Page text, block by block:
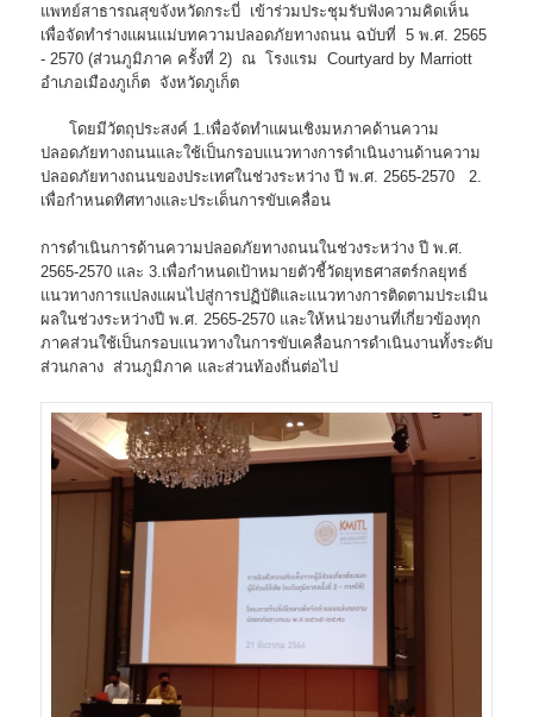
แพทย์สาธารณสุขจังหวัดกระบี่ เข้าร่วมประชุมรับฟังความคิดเห็น
เพื่อจัดทำร่างแผนแม่บทความปลอดภัยทางถนน ฉบับที่ 5 พ.ศ. 2565
- 2570 (ส่วนภูมิภาค ครั้งที่ 2) ณ โรงแรม Courtyard by Marriott
อำเภอเมืองภูเก็ต จังหวัดภูเก็ต
โดยมีวัตถุประสงค์ 1.เพื่อจัดทำแผนเชิงมหภาคด้านความ
ปลอดภัยทางถนนและใช้เป็นกรอบแนวทางการดำเนินงานด้านความ
ปลอดภัยทางถนนของประเทศในช่วงระหว่าง ปี พ.ศ. 2565-2570 2.
เพื่อกำหนดทิศทางและประเด็นการขับเคลื่อน
การดำเนินการด้านความปลอดภัยทางถนนในช่วงระหว่าง ปี พ.ศ.
2565-2570 และ 3.เพื่อกำหนดเป้าหมายตัวชี้วัดยุทธศาสตร์กลยุทธ์
แนวทางการแปลงแผนไปสู่การปฏิบัติและแนวทางการติดตามประเมิน
ผลในช่วงระหว่างปี พ.ศ. 2565-2570 และให้หน่วยงานที่เกี่ยวข้องทุก
ภาคส่วนใช้เป็นกรอบแนวทางในการขับเคลื่อนการดำเนินงานทั้งระดับ
ส่วนกลาง ส่วนภูมิภาค และส่วนท้องถิ่นต่อไป